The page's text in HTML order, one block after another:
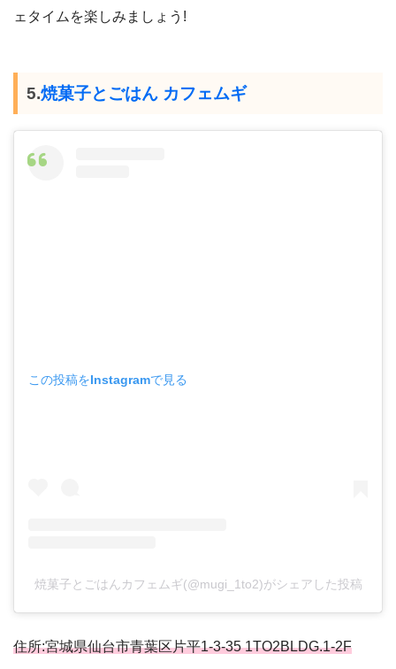
ェタイムを楽しみましょう!
5.焼菓子とごはん カフェムギ
この投稿をInstagramで見る
焼菓子とごはんカフェムギ(@mugi_1to2)がシェアした投稿
住所:宮城県仙台市青葉区片平1-3-35 1TO2BLDG.1-2F